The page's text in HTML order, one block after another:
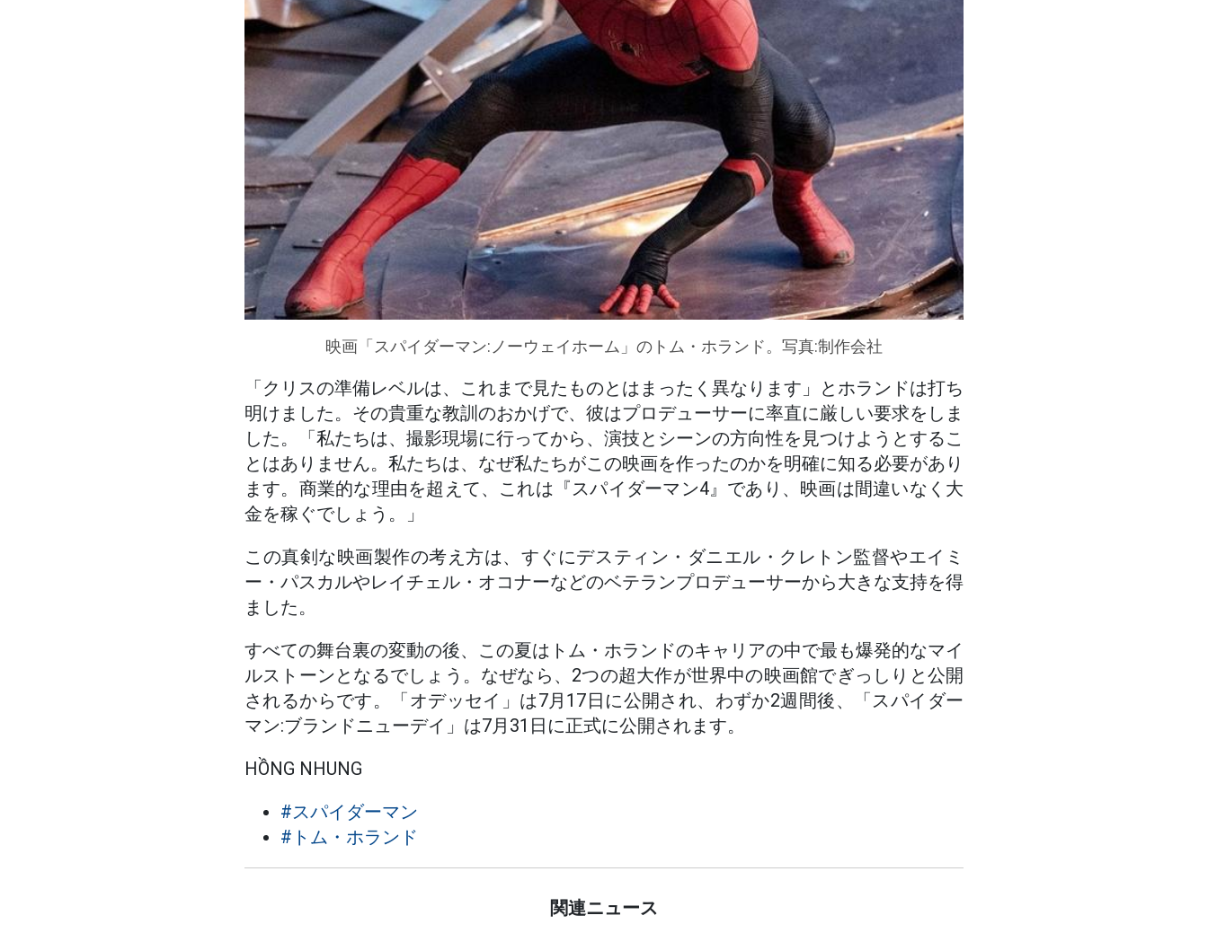
映画「スパイダーマン:ノーウェイホーム」のトム・ホランド。写真:制作会社
「クリスの準備レベルは、これまで見たものとはまったく異なります」とホランドは打ち
明けました。その貴重な教訓のおかげで、彼はプロデューサーに率直に厳しい要求をしま
した。「私たちは、撮影現場に行ってから、演技とシーンの方向性を見つけようとするこ
とはありません。私たちは、なぜ私たちがこの映画を作ったのかを明確に知る必要があり
ます。商業的な理由を超えて、これは『スパイダーマン4』であり、映画は間違いなく大
金を稼ぐでしょう。」
この真剣な映画製作の考え方は、すぐにデスティン・ダニエル・クレトン監督やエイミ
ー・パスカルやレイチェル・オコナーなどのベテランプロデューサーから大きな支持を得
ました。
すべての舞台裏の変動の後、この夏はトム・ホランドのキャリアの中で最も爆発的なマイ
ルストーンとなるでしょう。なぜなら、2つの超大作が世界中の映画館でぎっしりと公開
されるからです。「オデッセイ」は7月17日に公開され、わずか2週間後、「スパイダー
マン:ブランドニューデイ」は7月31日に正式に公開されます。
HỒNG NHUNG
#スパイダーマン
#トム・ホランド
関連ニュース